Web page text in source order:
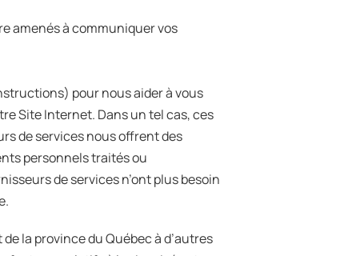
amenés à communiquer vos
pour nous aider à vous
Site Internet. Dans un tel cas, ces
de services nous offrent des
personnels traités ou
de services n’ont plus besoin
la province du Québec à d’autres